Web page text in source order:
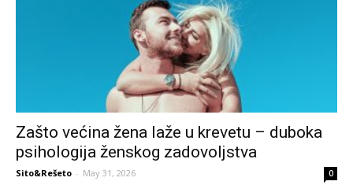
Zašto većina žena laže u krevetu – duboka
psihologija ženskog zadovoljstva
Sito&Rešeto - May 31, 2026 0